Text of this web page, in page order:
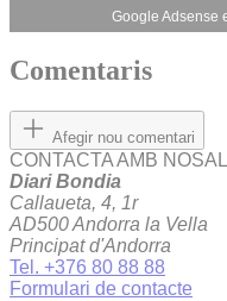
Google Adsense
Comentaris
Afegir nou comentari
CONTACTA AMB
Diari Bondia
Callaueta, 4, 1r
AD500 Andorra la Vella
Principat d'Andorra
Tel. +376 80 88 88
Formulari de contacte